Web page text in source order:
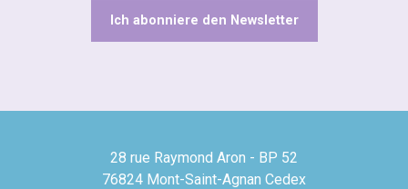
Ich abonniere den Newsletter
28 rue Raymond Aron - BP 52
76824 Mont-Saint-Agnan Cedex